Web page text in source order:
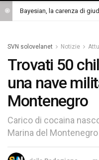
SVN solovelanet Notizie
Trovati 50
una nave
Montenegro
Carico di cocaina
Marina del Montenegro